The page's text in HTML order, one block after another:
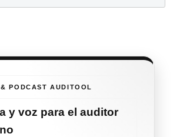
PODCAST AUDITOOL
y voz para el auditor